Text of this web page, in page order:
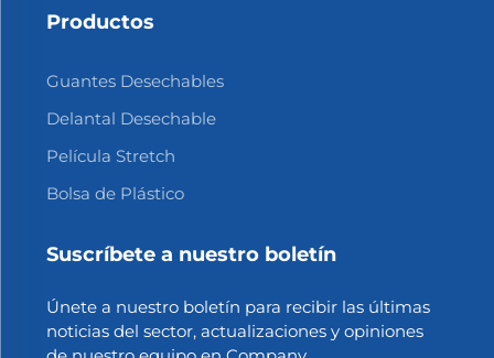
Productos
Guantes Desechables
Delantal Desechable
Película Stretch
Bolsa de Plástico
Suscríbete a nuestro boletín
Únete a nuestro boletín para recibir las últimas
noticias del sector, actualizaciones y opiniones